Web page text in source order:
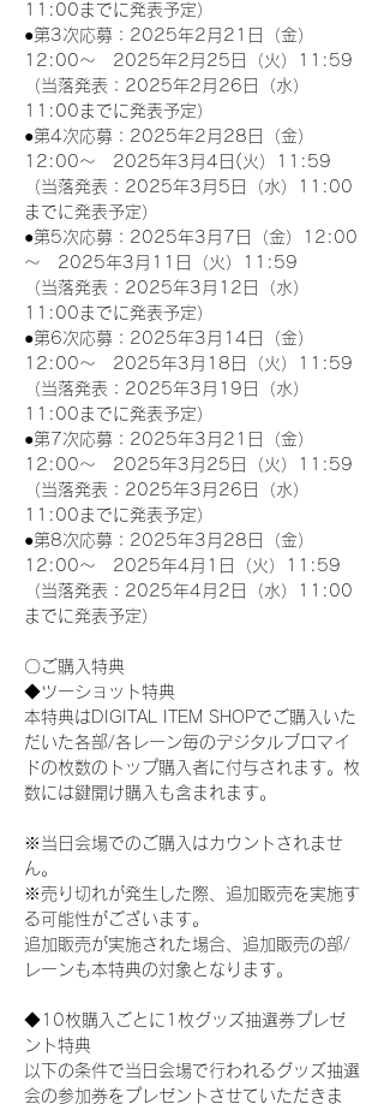
11:00までに発表予定）
●第3次応募：2025年2月21日（金）
12:00～　2025年2月25日（火）11:59
（当落発表：2025年2月26日（水）
11:00までに発表予定）
●第4次応募：2025年2月28日（金）
12:00～　2025年3月4日(火）11:59
（当落発表：2025年3月5日（水）11:00
までに発表予定）
●第5次応募：2025年3月7日（金）12:00
～　2025年3月11日（火）11:59
（当落発表：2025年3月12日（水）
11:00までに発表予定）
●第6次応募：2025年3月14日（金）
12:00～　2025年3月18日（火）11:59
（当落発表：2025年3月19日（水）
11:00までに発表予定）
●第7次応募：2025年3月21日（金）
12:00～　2025年3月25日（火）11:59
（当落発表：2025年3月26日（水）
11:00までに発表予定）
●第8次応募：2025年3月28日（金）
12:00～　2025年4月1日（火）11:59
（当落発表：2025年4月2日（水）11:00
までに発表予定）
〇ご購入特典
◆ツーショット特典
本特典はDIGITAL ITEM SHOPでご購入いた
だいた各部/各レーン毎のデジタルブロマイ
ドの枚数のトップ購入者に付与されます。枚
数には鍵開け購入も含まれます。
※当日会場でのご購入はカウントされませ
ん。
※売り切れが発生した際、追加販売を実施す
る可能性がございます。
追加販売が実施された場合、追加販売の部/
レーンも本特典の対象となります。
◆10枚購入ごとに1枚グッズ抽選券プレゼ
ント特典
以下の条件で当日会場で行われるグッズ抽選
会の参加券をプレゼントさせていただきま